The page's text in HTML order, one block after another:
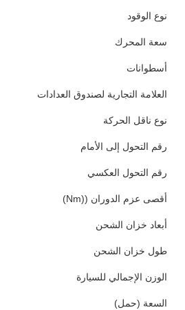
نوع الوقود
سعة المحرك
أسطوانات
العلامة التجارية لصندوق العدادات
نوع ناقل الحركة
رقم التحول إلى الأمام
رقم التحول العكسي
أقصى عزم الدوران ((Nm)
أبعاد خزان الشحن
طول خزان الشحن
الوزن الإجمالي للسيارة
السعة (حمل)